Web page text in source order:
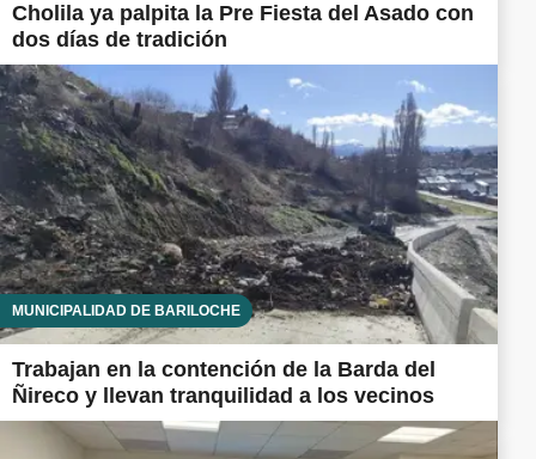
Cholila ya palpita la Pre Fiesta del Asado con
dos días de tradición
MUNICIPALIDAD DE BARILOCHE
Trabajan en la contención de la Barda del
Ñireco y llevan tranquilidad a los vecinos